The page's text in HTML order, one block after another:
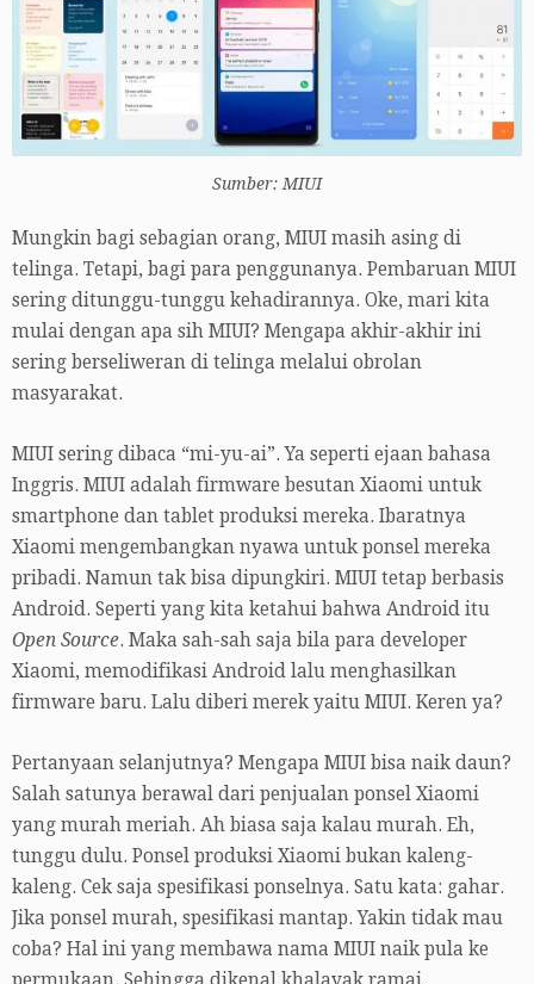
Sumber: MIUI
Mungkin bagi sebagian orang, MIUI masih asing di
telinga. Tetapi, bagi para penggunanya. Pembaruan MIUI
sering ditunggu-tunggu kehadirannya. Oke, mari kita
mulai dengan apa sih MIUI? Mengapa akhir-akhir ini
sering berseliweran di telinga melalui obrolan
masyarakat.
MIUI sering dibaca “mi-yu-ai”. Ya seperti ejaan bahasa
Inggris. MIUI adalah firmware besutan Xiaomi untuk
smartphone dan tablet produksi mereka. Ibaratnya
Xiaomi mengembangkan nyawa untuk ponsel mereka
pribadi. Namun tak bisa dipungkiri. MIUI tetap berbasis
Android. Seperti yang kita ketahui bahwa Android itu
Open Source. Maka sah-sah saja bila para developer
Xiaomi, memodifikasi Android lalu menghasilkan
firmware baru. Lalu diberi merek yaitu MIUI. Keren ya?
Pertanyaan selanjutnya? Mengapa MIUI bisa naik daun?
Salah satunya berawal dari penjualan ponsel Xiaomi
yang murah meriah. Ah biasa saja kalau murah. Eh,
tunggu dulu. Ponsel produksi Xiaomi bukan kaleng-
kaleng. Cek saja spesifikasi ponselnya. Satu kata: gahar.
Jika ponsel murah, spesifikasi mantap. Yakin tidak mau
coba? Hal ini yang membawa nama MIUI naik pula ke